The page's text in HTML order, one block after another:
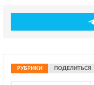
РУБРИКИ ПОДЕЛИТЬСЯ